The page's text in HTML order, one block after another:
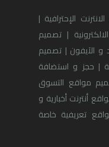
الإحترافية |
| تصميم
و الآيفون | تصميم
| حجز و استضافة
مواقع التسوق
أنترنت أخبارية و
تعريفية خاصة